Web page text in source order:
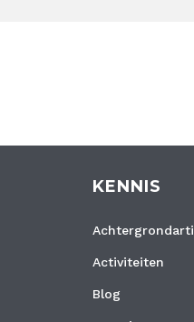
KENNIS
Activiteiten
Blog